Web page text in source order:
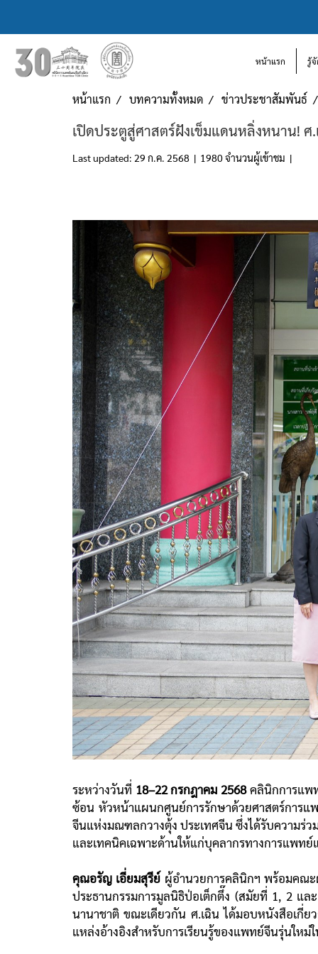
หน้าแรก รู้
หน้าแรก บทความทั้งหมด ข่าวประชาสัมพันธ์
เปิดประตูสู่ศาสตร์ฝังเข็มแดนหลิ่งหนาน!
Last updated: 29 ก.ค. 2568 | 1980 จำนวนผู้เข้าชม |
ระหว่างวันที่ 18–22 กรกฎาคม 2568คลินิกการแพ
ซ้อน หัวหน้าแผนกศูนย์การรักษาด้วยศาสตร์การ
จีนแห่งมณฑลกวางตุ้ง ประเทศจีน ซึ่งได้รับความร่
และเทคนิคเฉพาะด้านให้แก่บุคลากรทางการแพท
คุณอรัญ เอี่ยมสุรีย์ ผู้อำนวยการคลินิกฯ พร้อมคณ
ประธานกรรมการมูลนิธิป่อเต็กตึ๊ง (สมัยที่ 1, 2 แ
นานาชาติ ขณะเดียวกัน ศ.เฉิน ได้มอบหนังสือเกี่ย
แหล่งอ้างอิงสำหรับการเรียนรู้ของแพทย์จีนรุ่นใหม่